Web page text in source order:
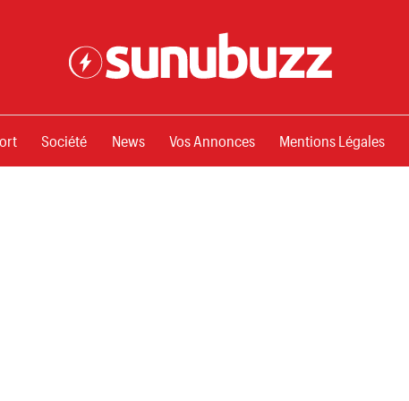
Société News Vos Annonces Mentions Légales